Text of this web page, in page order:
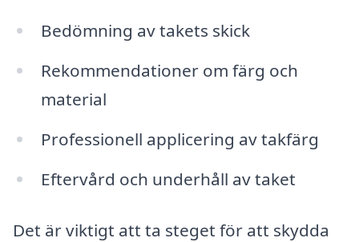
Bedömning av takets skick
Rekommendationer om färg och
material
Professionell applicering av takfärg
Eftervård och underhåll av taket
Det är viktigt att ta steget för att skydda